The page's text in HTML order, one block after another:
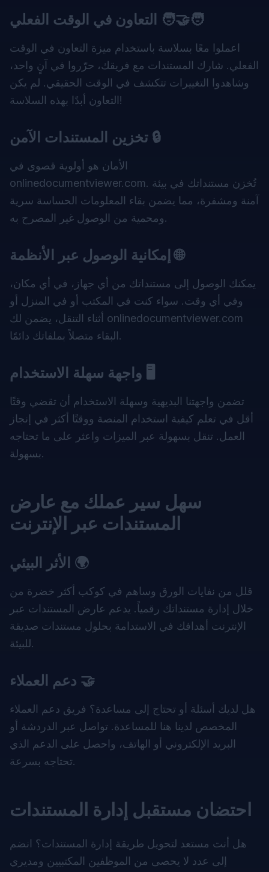
التعاون في الوقت الفعلي 🧑‍🤝‍🧑
اعملوا معًا بسلاسة باستخدام ميزة التعاون في الوقت
الفعلي. شارك المستندات مع فريقك، حرّروا في آنٍ واحد،
وشاهدوا التغييرات تتكشف في الوقت الحقيقي. لم يكن
التعاون أبدًا بهذه السلاسة!
تخزين المستندات الآمن 🔒
الأمان هو أولوية قصوى في
onlinedocumentviewer.com. تُخزن مستنداتك في بيئة
آمنة ومشفرة، مما يضمن بقاء المعلومات الحساسة سرية
ومحمية من الوصول غير المصرح به.
إمكانية الوصول عبر الأنظمة 🌐
يمكنك الوصول إلى مستنداتك من أي جهاز، في أي مكان،
وفي أي وقت. سواء كنت في المكتب أو في المنزل أو
أثناء التنقل، يضمن لك onlinedocumentviewer.com
البقاء متصلاً بملفاتك دائمًا.
واجهة سهلة الاستخدام 🖥️
تضمن واجهتنا البديهية وسهلة الاستخدام أن تقضي وقتًا
أقل في تعلم كيفية استخدام المنصة ووقتًا أكثر في إنجاز
العمل. تنقل بسهولة عبر الميزات واعثر على ما تحتاجه
بسهولة.
سهل سير عملك مع عارض
المستندات عبر الإنترنت
الأثر البيئي 🌍
قلل من نفايات الورق وساهم في كوكب أكثر خضرة من
خلال إدارة مستنداتك رقمياً. يدعم عارض المستندات عبر
الإنترنت أهدافك في الاستدامة بحلول مستندات صديقة
للبيئة.
دعم العملاء 🤝
هل لديك أسئلة أو تحتاج إلى مساعدة؟ فريق دعم العملاء
المخصص لدينا هنا للمساعدة. تواصل عبر الدردشة أو
البريد الإلكتروني أو الهاتف، واحصل على الدعم الذي
تحتاجه بسرعة.
احتضان مستقبل إدارة المستندات
هل أنت مستعد لتحويل طريقة إدارة المستندات؟ انضم
إلى عدد لا يحصى من الموظفين المكتبيين ومديري